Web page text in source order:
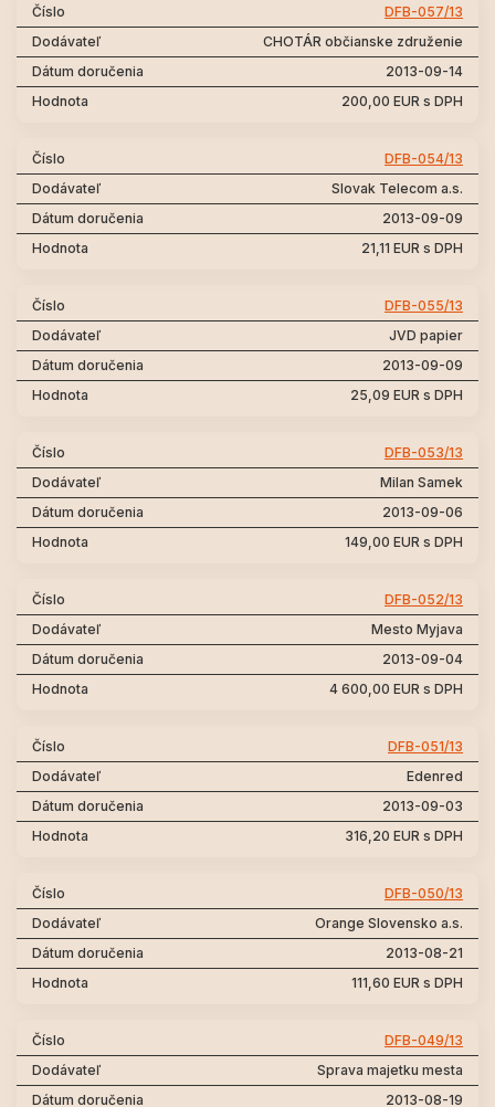
DFB-057/13
CHOTÁR občianske združenie
2013-09-14
200,00 EUR s DPH
DFB-054/13
Slovak Telecom a.s.
2013-09-09
21,11 EUR s DPH
DFB-055/13
JVD papier
2013-09-09
25,09 EUR s DPH
DFB-053/13
Milan Samek
2013-09-06
149,00 EUR s DPH
DFB-052/13
Mesto Myjava
2013-09-04
4 600,00 EUR s DPH
DFB-051/13
Edenred
2013-09-03
316,20 EUR s DPH
DFB-050/13
Orange Slovensko a.s.
2013-08-21
111,60 EUR s DPH
DFB-049/13
Sprava majetku mesta
2013-08-19